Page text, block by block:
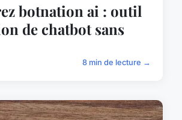
botnation ai : outil
de chatbot sans
8 min de lecture →